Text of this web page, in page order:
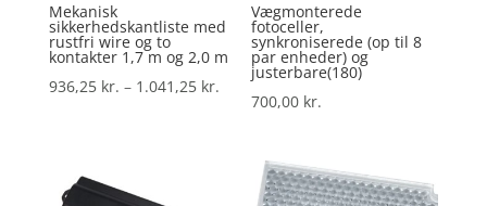
Mekanisk
sikkerhedskantliste med
rustfri wire og to
kontakter 1,7 m og 2,0 m
936,25 kr. – 1.041,25 kr.Prisinterval:
936,25 kr.
1.041,25 kr.
Vægmonterede
fotoceller,
synkroniserede (op til 8
par enheder) og
justerbare(180)
700,00 kr.